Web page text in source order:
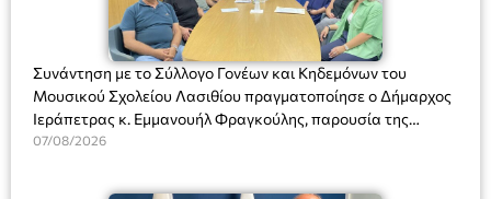
Συνάντηση με το Σύλλογο Γονέων και Κηδεμόνων του
Μουσικού Σχολείου Λασιθίου πραγματοποίησε ο Δήμαρχος
Ιεράπετρας κ. Εμμανουήλ Φραγκούλης, παρουσία της
Διευθύντριας του σχολείου κας Μαριάννας Χαΐτα.
07/08/2026